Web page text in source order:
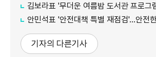
김보라표 '무더운 여름밤 도서관 프로그
안민석표 '안전대책 특별 재점검'...안전한 학
기자의 다른기사